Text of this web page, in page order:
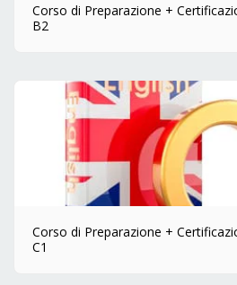
Corso di Preparazione +
B2
Corso di Preparazione +
C1